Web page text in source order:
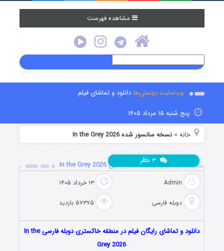
مشاهده فهرست
وب‌سایت دوستی‌هادانلود و تماشای فیلم
پنج شنبه ۱۵ مرداد ۱۴۰۵
خانه »نسخه سانسور شده In the Grey 2026
دانلود فیلم در منطقه خاکستری In the Grey 2026
Admin ۱۳ خرداد ۱۴۰۵
دوبله فارسی ۵۷۳۷۵ بازدید
نظر
دانلود و تماشای رایگان فیلم در منطقه خاکستری دوبله فارسی In the
Grey 2026